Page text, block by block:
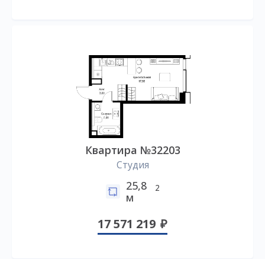
Квартира №32203
Студия
25,8
м
2
17 571 219